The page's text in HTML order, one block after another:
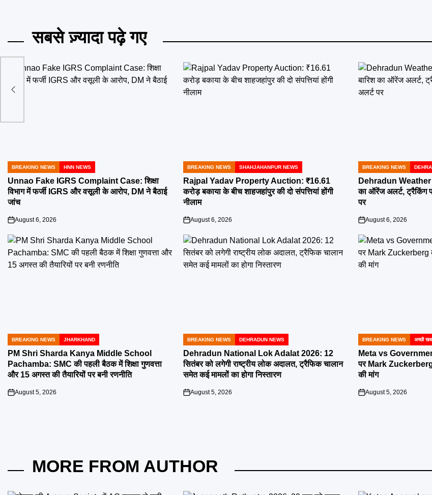
सबसे ज़्यादा पढ़े गए
POSTED
IN
BREAKING NEWS HNN NEWS
Unnao Fake IGRS Complaint Case: शिक्षा
विभाग में फर्जी IGRS और वसूली के आरोप, DM ने बैठाई
जांच
on
August 6, 2026
POSTED
IN
BREAKING NEWS SHAHJAHANPUR NEWS
Rajpal Yadav Property Auction: ₹16.61
करोड़ बकाया के बीच शाहजहांपुर की दो संपत्तियां होंगी
नीलाम
on
August 6, 2026
POSTED
IN
BREAKING NEWS
Dehradun Weather
का ऑरेंज अलर्ट, ट्रैकिंग
पर
on
August 6, 2026
POSTED
IN
BREAKING NEWS JHARKHAND
PM Shri Sharda Kanya Middle School
Pachamba: SMC की पहली बैठक में शिक्षा गुणवत्ता
और 15 अगस्त की तैयारियों पर बनी रणनीति
on
August 5, 2026
POSTED
IN
BREAKING NEWS DEHRADUN NEWS
Dehradun National Lok Adalat 2026: 12
सितंबर को लगेगी राष्ट्रीय लोक अदालत, ट्रैफिक चालान
समेत कई मामलों का होगा निस्तारण
on
August 5, 2026
POSTED
IN
BREAKING NEWS अच्छी
Meta vs
पर Mark Zuckerberg
की मांग
on
August 5, 2026
MORE FROM AUTHOR